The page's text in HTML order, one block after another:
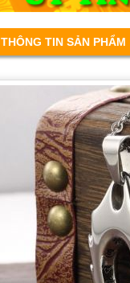
THÔNG TIN SẢN PHẨM